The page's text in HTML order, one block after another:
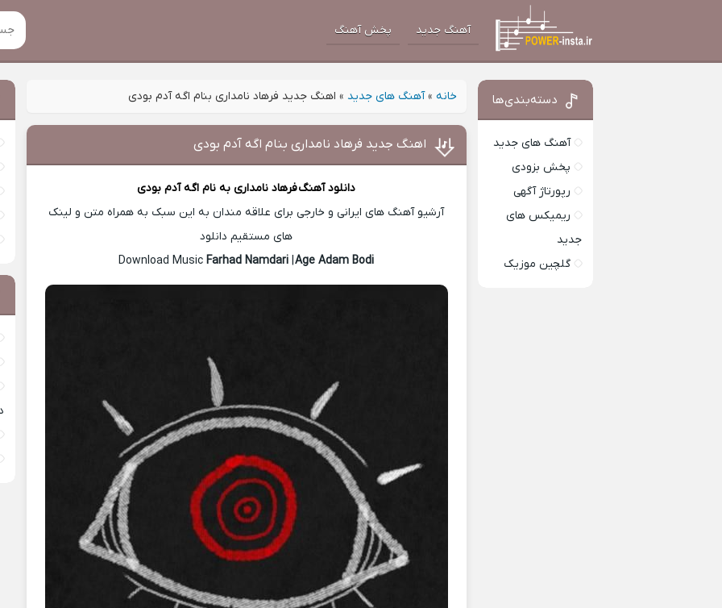
آهنگ جدید پخش آهنگ
خانه »آهنگ های جدید » اهنگ جدید فرهاد نامداری بنام اگه آدم بودی
اهنگ جدید فرهاد نامداری بنام اگه آدم بودی
دانلود آهنگفرهاد نامداریبه نام اگه آدم بودی
آرشیو آهنگ های ایرانی و خارجی برای علاقه مندان به این سبک به همراه متن و لینک
های مستقیم دانلود
Download Music
Farhad Namdari|Age Adam Bodi
دسته‌بندی‌ها
آهنگ های جدید
پخش بزودی
رپورتاژ آگهی
ریمیکس های
جدید
گلچین موزیک